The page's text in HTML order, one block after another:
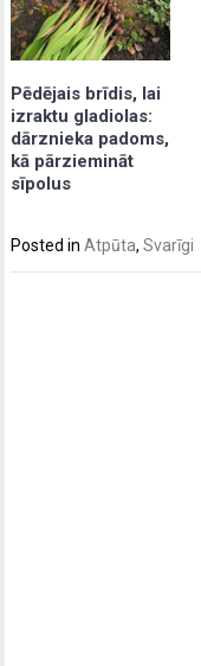
Pēdējais brīdis, lai
izraktu gladiolas:
dārznieka padoms,
kā pārziemināt
sīpolus
Posted inAtpūta,Svarīgi